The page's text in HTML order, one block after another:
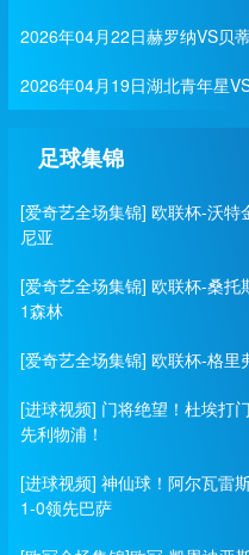
2026年04月22日赫罗纳VS贝
2026年04月19日湖北青年星
足球集锦
[爱奇艺全场集锦] 欧联杯-沃
尼亚
[爱奇艺全场集锦] 欧联杯-桑
1森林
[爱奇艺全场集锦] 欧联杯-格
[进球视频] 门将绝望！杜埃打
先利物浦！
[进球视频] 神仙球！阿尔瓦雷
1-0领先巴萨